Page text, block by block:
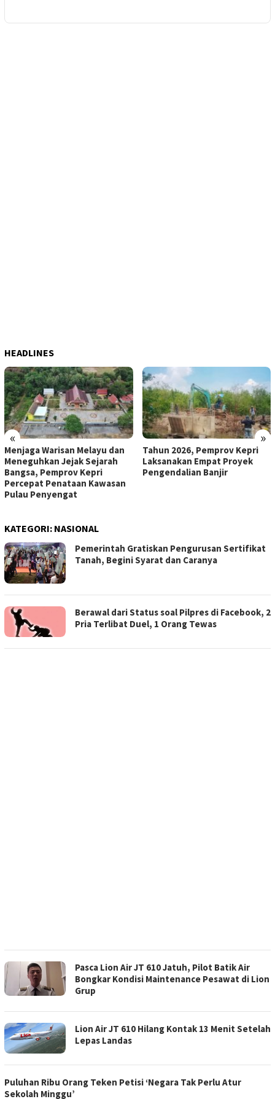
HEADLINES
« »
Menjaga Warisan Melayu dan
Meneguhkan Jejak Sejarah
Bangsa, Pemprov Kepri
Percepat Penataan Kawasan
Pulau Penyengat
Tahun 2026, Pemprov Kepri
Laksanakan Empat Proyek
Pengendalian Banjir
KATEGORI: NASIONAL
Pemerintah Gratiskan Pengurusan Sertifikat
Tanah, Begini Syarat dan Caranya
Berawal dari Status soal Pilpres di Facebook, 2
Pria Terlibat Duel, 1 Orang Tewas
Pasca Lion Air JT 610 Jatuh, Pilot Batik Air
Bongkar Kondisi Maintenance Pesawat di Lion
Grup
Lion Air JT 610 Hilang Kontak 13 Menit Setelah
Lepas Landas
Puluhan Ribu Orang Teken Petisi ‘Negara Tak Perlu Atur
Sekolah Minggu’